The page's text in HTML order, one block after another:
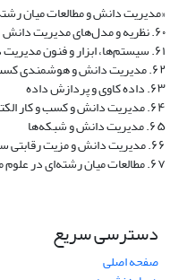
«مدیریت دانش و مطالعات میان
۶۰. نظریه و مدل‌های مدیریت دانش
۶۱. سیستم‌ها، ابزار و فنون مدیریت دانش
۶۲. مدیریت دانش و هوشمندی کسب و کار
۶۳. داده کاوی و پردازش داده
۶۴. مدیریت دانش و کسب و کار الکترونیکی
۶۵. مدیریت دانش و شبکه‌ها
۶۶. مدیریت دانش و مزیت رقابتی سازمان
۶۷. مطالعات میان رشته‌ای در علوم مدیریت
دسترسی سریع
صفحه اصلی